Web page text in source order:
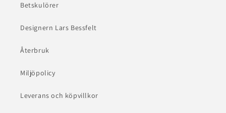
Betskulörer
Designern Lars Bessfelt
Återbruk
Miljöpolicy
Leverans och köpvillkor